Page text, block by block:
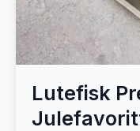
Lutefisk